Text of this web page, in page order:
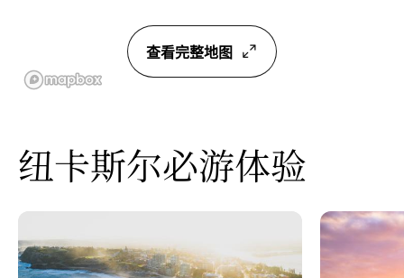
查看完整地图
纽卡斯尔必游体验